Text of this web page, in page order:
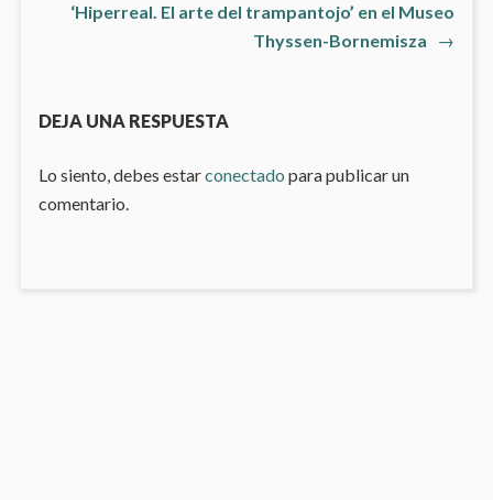
‘Hiperreal. El arte del trampantojo’ en el Museo
Thyssen-Bornemisza Artículo
→
DEJA UNA RESPUESTA
Lo siento, debes estarconectado para publicar un
comentario.